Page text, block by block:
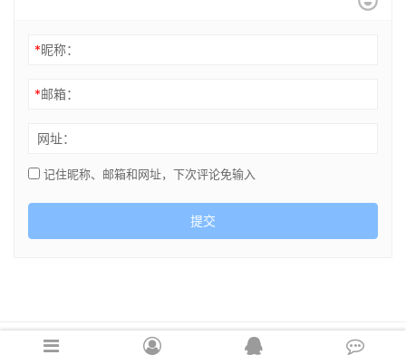
*昵称：
*邮箱：
网址：
记住昵称、邮箱和网址，下次评论免输入
提交
Copyright © 2021 cghsj.com 版权所有 Powered by 绘世界